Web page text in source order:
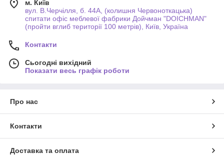
м. Київ
вул. В.Черчілля, б. 44А, (колишня Червоноткацька)
спитати офіс меблевої фабрики Дойчман "DOICHMAN"
(пройти вглиб території 100 метрів), Київ, Україна
Контакти
Сьогодні вихідний
Показати весь графік роботи
Про нас
Контакти
Доставка та оплата